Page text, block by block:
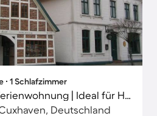
∙ 1 Schlafzimmer
Voll ausgestattete Ferienwohnung | Ideal für Homeoffice | Haustiere sind willkommen
Deutschland